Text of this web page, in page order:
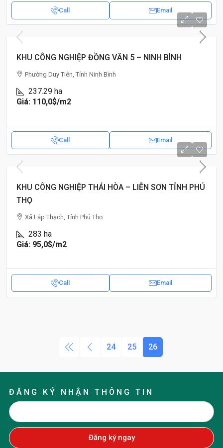
Call Email
KHU CÔNG NGHIỆP ĐỒNG VĂN 5 – NINH BÌNH
Phường Duy Tiên, Tỉnh Ninh Bình
237.29 ha
Giá: 110,0$/m2
Call Email
KHU CÔNG NGHIỆP THÁI HÒA – LIỄN SƠN TỈNH PHÚ
THỌ
Xã Lập Thạch, Tỉnh Phú Thọ
283 ha
Giá: 95,0$/m2
Call Email
24 25 26
ĐĂNG KÝ NHẬN THÔNG TIN
Đăng ký ngay